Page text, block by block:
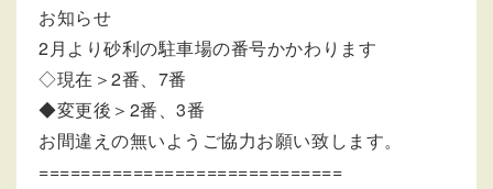
お知らせ
2月より砂利の駐車場の番号かかわります
◇現在＞2番、7番
◆変更後＞2番、3番
お間違えの無いようご協力お願い致します。
=============================